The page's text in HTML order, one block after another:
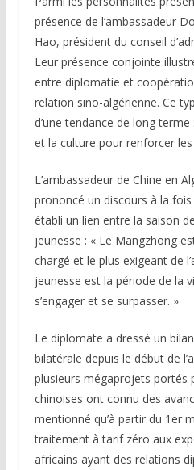
présence de l’ambassadeur
Hao, président du conseil
Leur présence conjointe
entre diplomatie et
relation sino-algérienne. Ce
d’une tendance de long
et la culture pour renforcer
L’ambassadeur de Chine en
prononcé un discours à la
établi un lien entre la saison
jeunesse : « Le Mangzhong
chargé et le plus exigeant de
jeunesse est la période de la
s’engager et se surpasser. »
Le diplomate a dressé un
bilatérale depuis le début de
plusieurs mégaprojets portés
chinoises ont connu des
mentionné qu’à partir du 1er
traitement à tarif zéro aux
africains ayant des relations